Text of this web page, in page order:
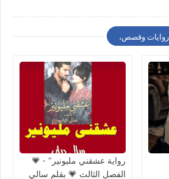
وقصص،
رواية عشقني مليونير" - 💗
الفصل الثالث 💗 بقلم سالي